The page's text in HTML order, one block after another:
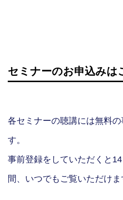
セミナーのお申込みは
各セミナーの聴講には無料
す。
事前登録をしていただくと
間、いつでもご覧いただけ